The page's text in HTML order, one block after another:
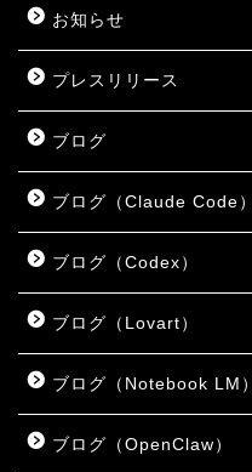
お知らせ
プレスリリース
ブログ
ブログ（Claude Code）
ブログ（Codex）
ブログ（Lovart）
ブログ（Notebook LM）
ブログ（OpenClaw）